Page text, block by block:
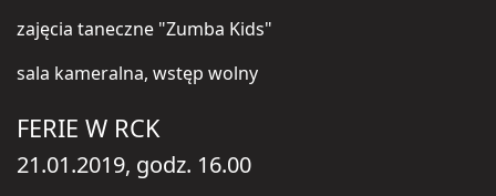
zajęcia taneczne "Zumba Kids"
sala kameralna, wstęp wolny
FERIE W RCK
21.01.2019, godz. 16.00